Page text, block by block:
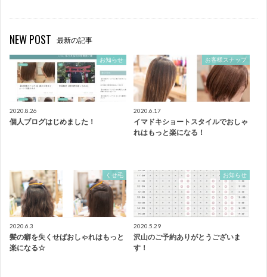
NEW POST 最新の記事
お知らせ
2020.8.26
個人ブログはじめました！
お客様スナップ
2020.6.17
イマドキショートスタイルでおしゃ
れはもっと楽になる！
くせ毛
2020.6.3
髪の癖を失くせばおしゃれはもっと
楽になる☆
お知らせ
2020.5.29
沢山のご予約ありがとうございま
す！